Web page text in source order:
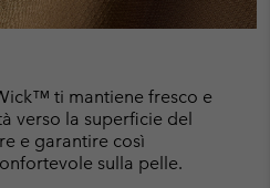
ti mantiene fresco e
verso la superficie del
e garantire così
sulla pelle.